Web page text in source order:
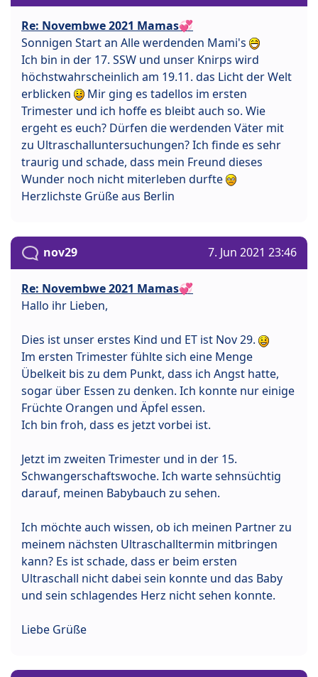
Re: Novembwe 2021 Mamas💞
Sonnigen Start an Alle werdenden Mami's
Ich bin in der 17. SSW und unser Knirps wird
höchstwahrscheinlich am 19.11. das Licht der Welt
erblicken
Mir ging es tadellos im ersten
Trimester und ich hoffe es bleibt auch so. Wie
ergeht es euch? Dürfen die werdenden Väter mit
zu Ultraschalluntersuchungen? Ich finde es sehr
traurig und schade, dass mein Freund dieses
Wunder noch nicht miterleben durfte
Herzlichste Grüße aus Berlin
nov29 7. Jun 2021 23:46
Re: Novembwe 2021 Mamas💞
Hallo ihr Lieben,
Dies ist unser erstes Kind und ET ist Nov 29.
Im ersten Trimester fühlte sich eine Menge
Übelkeit bis zu dem Punkt, dass ich Angst hatte,
sogar über Essen zu denken. Ich konnte nur einige
Früchte Orangen und Äpfel essen.
Ich bin froh, dass es jetzt vorbei ist.
Jetzt im zweiten Trimester und in der 15.
Schwangerschaftswoche. Ich warte sehnsüchtig
darauf, meinen Babybauch zu sehen.
Ich möchte auch wissen, ob ich meinen Partner zu
meinem nächsten Ultraschalltermin mitbringen
kann? Es ist schade, dass er beim ersten
Ultraschall nicht dabei sein konnte und das Baby
und sein schlagendes Herz nicht sehen konnte.
Liebe Grüße